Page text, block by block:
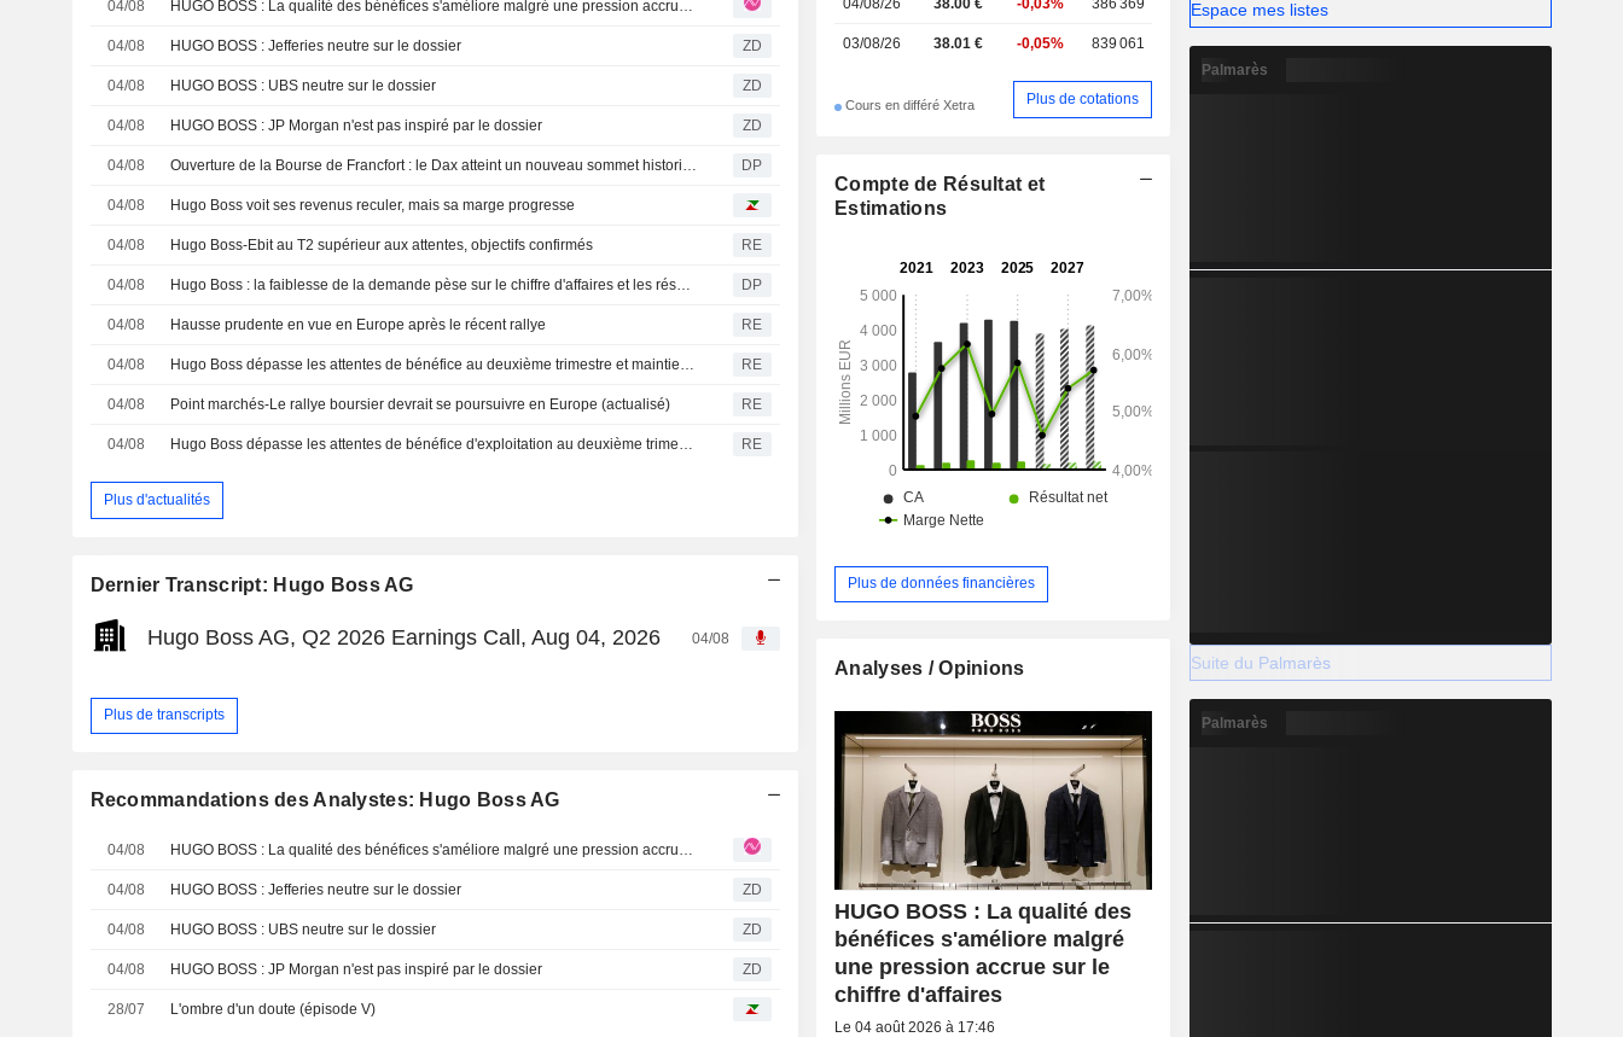
04/08 HUGO BOSS : La qualité des bénéfices s'améliore malgré une pression accrue sur le chiffre d'affaires
04/08 HUGO BOSS : Jefferies neutre sur le dossier ZD
04/08 HUGO BOSS : UBS neutre sur le dossier ZD
04/08 HUGO BOSS : JP Morgan n'est pas inspiré par le dossier ZD
04/08 Ouverture de la Bourse de Francfort : le Dax atteint un nouveau sommet historique DP
04/08 Hugo Boss voit ses revenus reculer, mais sa marge progresse
04/08 Hugo Boss-Ebit au T2 supérieur aux attentes, objectifs confirmés RE
04/08 Hugo Boss : la faiblesse de la demande pèse sur le chiffre d'affaires et les résultats DP
04/08 Hausse prudente en vue en Europe après le récent rallye RE
04/08 Hugo Boss dépasse les attentes de bénéfice au deuxième trimestre et maintient ses prévisions annuelles RE
04/08 Point marchés-Le rallye boursier devrait se poursuivre en Europe (actualisé) RE
04/08 Hugo Boss dépasse les attentes de bénéfice d'exploitation au deuxième trimestre RE
Plus d'actualités
Dernier Transcript: Hugo Boss AG
Hugo Boss AG, Q2 2026 Earnings Call, Aug 04, 2026 04/08
Plus de transcripts
Recommandations des Analystes: Hugo Boss AG
04/08
04/08 HUGO BOSS : Jefferies neutre sur le dossier ZD
04/08 HUGO BOSS : UBS neutre sur le dossier ZD
04/08 HUGO BOSS : JP Morgan n'est pas inspiré par le dossier ZD
28/07 L'ombre d'un doute (épisode V)
04/08/26 38.00 € -0,03% 386 369
03/08/26 38.01 € -0,05% 839 061
Cours en différé Xetra Plus de cotations
Compte de Résultat et
Estimations
Plus de données financières
Analyses / Opinions
HUGO BOSS : La qualité des
bénéfices s'améliore malgré
une pression accrue sur le
chiffre d'affaires
Le 04 août 2026 à 17:46
Espace mes listes
Palmarès
Suite du Palmarès
Palmarès